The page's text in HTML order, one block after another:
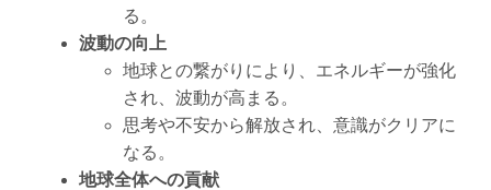
る。
波動の向上
地球との繋がりにより、エネルギーが強化
され、波動が高まる。
思考や不安から解放され、意識がクリアに
なる。
地球全体への貢献